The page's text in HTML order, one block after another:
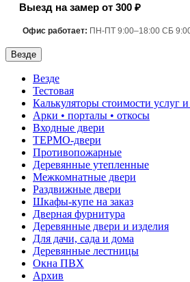
Выезд на замер от 300 ₽
Офис работает: ПН-ПТ 9:00–18:00 СБ
Везде
Везде
Тестовая
Калькуляторы стоимости услуг
Арки • порталы • откосы
Входные двери
ТЕРМО-двери
Противопожарные
Деревянные утепленные
Межкомнатные двери
Раздвижные двери
Шкафы-купе на заказ
Дверная фурнитура
Деревянные двери и изделия
Для дачи, сада и дома
Деревянные лестницы
Окна ПВХ
Архив